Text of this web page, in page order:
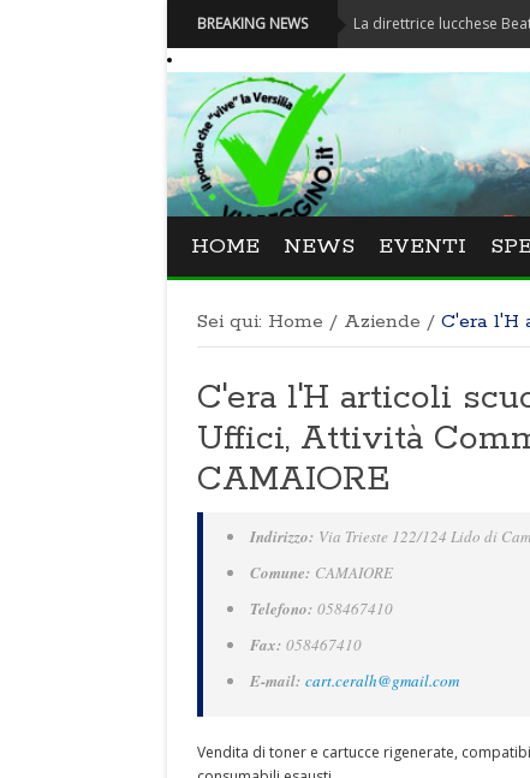
BREAKING NEWS
Festival La Versiliana - La direttrice lucchese Beatrice
HOME NEWS EVENTI
Sei qui: Home / Aziende / C'era l'H
C'era l'H articoli
Uffici, Attività
CAMAIORE
Indirizzo: Via Trieste 122/124 Lido di
Comune: CAMAIORE
Telefono: 058467410
Fax: 058467410
E-mail: cart.ceralh@gmail.com
Vendita di toner e cartucce rigenerate,